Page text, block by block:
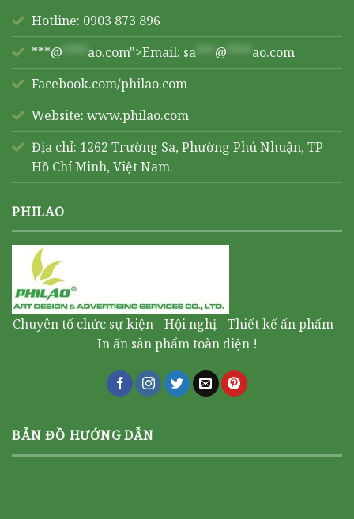
Hotline: 0903 873 896
***@ **** ao.com">Email: sa *** @ **** ao.com
Facebook.com/philao.com
Website: www.philao.com
Địa chỉ: 1262 Trường Sa, Phường Phú Nhuận, TP
Hồ Chí Minh, Việt Nam.
PHILAO
Chuyên tổ chức sự kiện - Hội nghị - Thiết kế ấn phẩm -
In ấn sản phẩm toàn diện !
BẢN ĐỒ HƯỚNG DẪN